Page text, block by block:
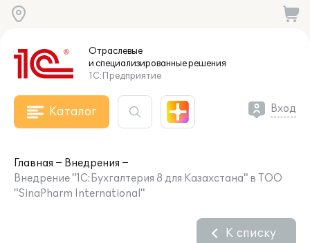
Отраслевые
и специализированныерешения
1С:Предприятие
Каталог Вход
Главная
Внедрения
Внедрение "1С:Бухгалтерия 8 для Казахстана" в ТОО
"SinaPharm International"
К списку